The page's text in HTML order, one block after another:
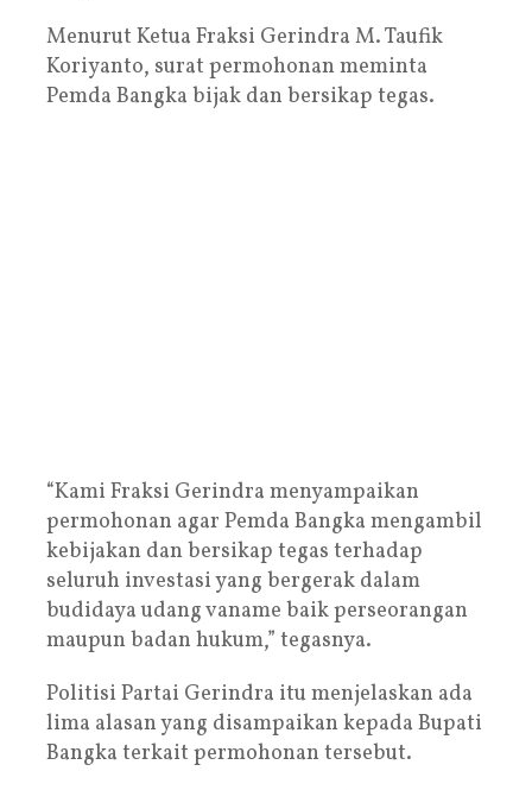
Menurut Ketua Fraksi Gerindra M. Taufik
Koriyanto, surat permohonan meminta
Pemda Bangka bijak dan bersikap tegas.
“Kami Fraksi Gerindra menyampaikan
permohonan agar Pemda Bangka mengambil
kebijakan dan bersikap tegas terhadap
seluruh investasi yang bergerak dalam
budidaya udang vaname baik perseorangan
maupun badan hukum,” tegasnya.
Politisi Partai Gerindra itu menjelaskan ada
lima alasan yang disampaikan kepada Bupati
Bangka terkait permohonan tersebut.